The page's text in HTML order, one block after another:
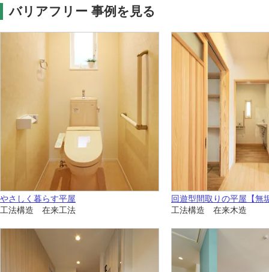
バリアフリー 事例を見る
やさしく暮らす平屋
工法構造 在来工法
回遊型間取りの平屋【無
工法構造 在来木造